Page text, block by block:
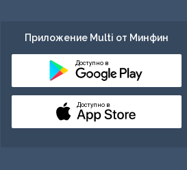
Приложение Multi от Минфин
Доступно в
Доступно в